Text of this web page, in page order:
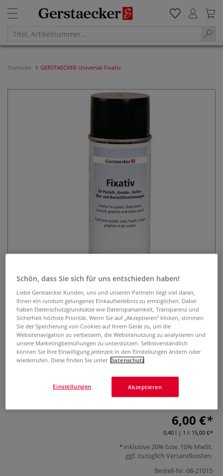
Startseite GERSTAECKER Universal-Fixativ
GERSTAECKER Universal-Fixativ
3 Bewertungen
GERSTAECKER Universal-Fixativ bildet einen unsichtbaren
Schutz für Pastellzeichnungen, aber auch für Bleistift-,
Aquarell. Seidenmatt auftrocknend und umweltfreundlich.
6,00 €
0,40 l | 1 l: 15,00 €
inklusive 20% bzw. 10% MwSt,
ggf. zuzüglich Versandkosten.
Bestell-Nr.08-21015
Schön, dass Sie sich für uns entschieden haben!
Liebe Gerstaecker Kunden, uns und unseren Partnern liegt viel daran,
Ihnen ein rundum gelungenes Einkaufserlebnis zu ermöglichen. Dabei
haben Datenschutzgrundsätze wie Datensparsamkeit, Transparenz und
Sicherheit höchste Priorität. Wenn Sie auf „Akzeptieren“ klicken, stimmen
Sie der Speicherung von Cookies auf Ihrem Gerät zu, um die
Websitenavigation zu verbessern, die Websitenutzung zu analysieren und
unsere Marketingbemühungen zu unterstützen. Selbstverständlich
können Sie Ihre Einwilligung jederzeit in den Einstellungen ändern oder
wiederrufen. Diese finden Sie unter Datenschutz
Akzeptieren
Einstellungen